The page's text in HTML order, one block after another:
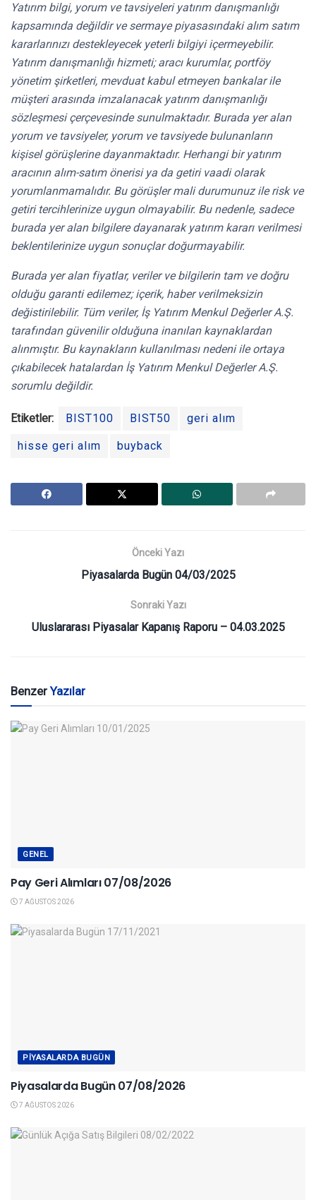
Yatırım bilgi, yorum ve tavsiyeleri yatırım danışmanlığı
kapsamında değildir ve sermaye piyasasındaki alım satım
kararlarınızı destekleyecek yeterli bilgiyi içermeyebilir.
Yatırım danışmanlığı hizmeti; aracı kurumlar, portföy
yönetim şirketleri, mevduat kabul etmeyen bankalar ile
müşteri arasında imzalanacak yatırım danışmanlığı
sözleşmesi çerçevesinde sunulmaktadır. Burada yer alan
yorum ve tavsiyeler, yorum ve tavsiyede bulunanların
kişisel görüşlerine dayanmaktadır. Herhangi bir yatırım
aracının alım-satım önerisi ya da getiri vaadi olarak
yorumlanmamalıdır. Bu görüşler mali durumunuz ile risk ve
getiri tercihlerinize uygun olmayabilir. Bu nedenle, sadece
burada yer alan bilgilere dayanarak yatırım kararı verilmesi
beklentilerinize uygun sonuçlar doğurmayabilir.
Burada yer alan fiyatlar, veriler ve bilgilerin tam ve doğru
olduğu garanti edilemez; içerik, haber verilmeksizin
değistirilebilir. Tüm veriler, İş Yatırım Menkul Değerler A.Ş.
tarafından güvenilir olduğuna inanılan kaynaklardan
alınmıştır. Bu kaynakların kullanılması nedeni ile ortaya
çıkabilecek hatalardan İş Yatırım Menkul Değerler A.Ş.
sorumlu değildir.
Etiketler: BIST100 BIST50 geri alım
hisse geri alım buyback
Önceki Yazı
Piyasalarda Bugün 04/03/2025
Sonraki Yazı
Uluslararası Piyasalar Kapanış Raporu – 04.03.2025
BenzerYazılar
GENEL
Pay Geri Alımları 07/08/2026
7 AĞUSTOS 2026
PIYASALARDA BUGÜN
Piyasalarda Bugün 07/08/2026
7 AĞUSTOS 2026